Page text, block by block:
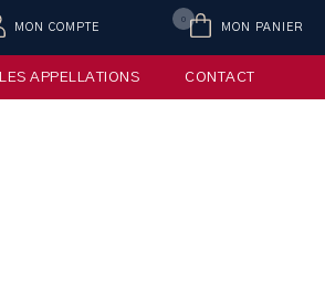
MON COMPTE MON PANIER
0
LES APPELLATIONS CONTACT